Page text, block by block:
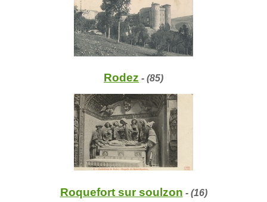
Rodez - (85)
Roquefort sur soulzon - (16)